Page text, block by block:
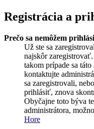
Registrácia a
Prečo sa nemôžem
Už ste sa
najskôr
takom prípade sa
kontaktujte
sa zaregistrovali,
prihlásiť, znova
Obyčajne toto býva
administrátora,
Hore